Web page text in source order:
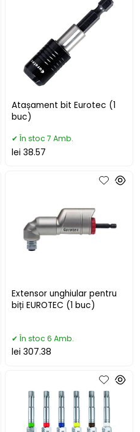
Atașament bit Eurotec (1
buc)
În stoc 7 Amb.
lei 38.57
Extensor unghiular pentru
biți EUROTEC (1 buc)
În stoc 6 Amb.
lei 307.38